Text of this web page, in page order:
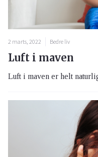
2 marts, 2022 Bedre liv
Luft i maven
Luft i maven er helt